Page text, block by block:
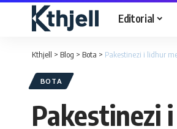
Editorial
Kthjell > Blog > Bota > Pakestinezi i lidhur
BOTA
Pakestinezi